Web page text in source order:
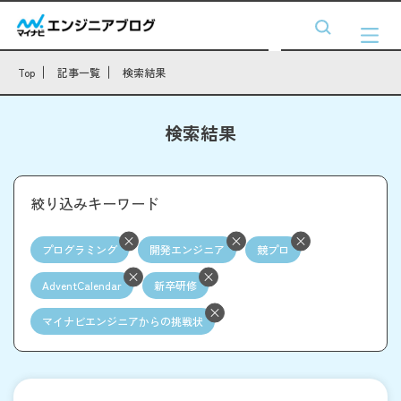
Top 記事一覧 検索結果
検索結果
絞り込みキーワード
プログラミング 開発エンジニア 競プロ
AdventCalendar 新卒研修
マイナビエンジニアからの挑戦状